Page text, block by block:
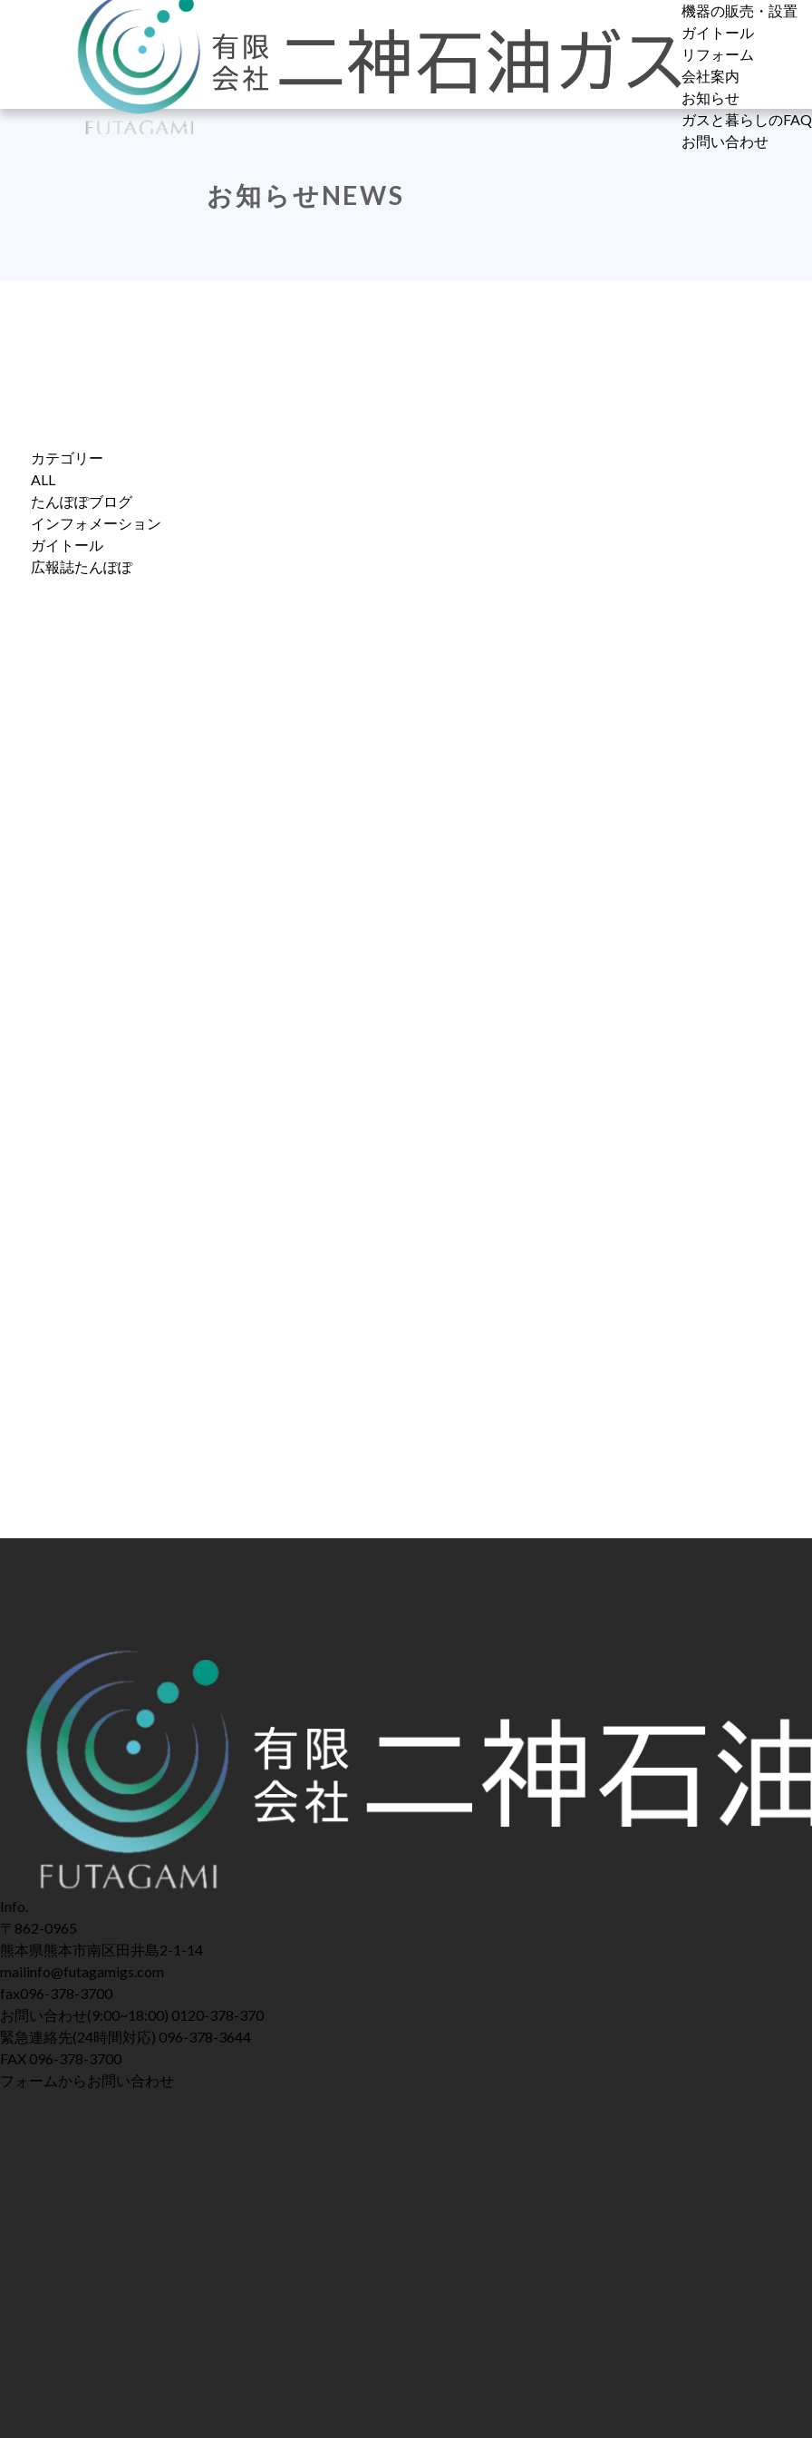
機器の販売・設置
IH
ガイトール
水の現状
リフォーム
キッチン
会社案内
会社概要
お知らせ
お知らせ一覧
ガスと暮らしのFAQ
ガスと暮らしのFAQ
お問い合わせ
お知らせNEWS
カテゴリー
ALL
たんぽぽブログ
インフォメーション
ガイトール
広報誌たんぽぽ
Info.
〒862-0965
熊本県熊本市南区田井島2-1-14
mailinfo@futagamigs.com
fax096-378-3700
お問い合わせ(9:00~18:00) 0120-378-370
緊急連絡先(24時間対応) 096-378-3644
FAX 096-378-3700
フォームからお問い合わせ